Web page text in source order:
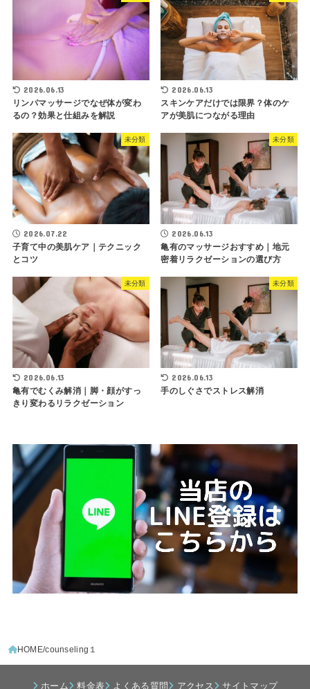
2026.06.13
リンパマッサージでなぜ体が変わ
るの？効果と仕組みを解説
2026.06.13
スキンケアだけでは限界？体のケ
アが美肌につながる理由
未分類
2026.07.22
子育て中の美肌ケア｜テクニック
とコツ
未分類
2026.06.13
亀有のマッサージおすすめ｜地元
密着リラクゼーションの選び方
未分類
2026.06.13
亀有でむくみ解消｜脚・顔がすっ
きり変わるリラクゼーション
未分類
2026.06.13
手のしぐさでストレス解消
HOME counseling１
ホーム 料金表 よくある質問 アクセス サイトマップ